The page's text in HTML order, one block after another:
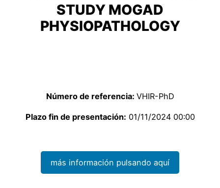
STUDY MOGAD
PHYSIOPATHOLOGY
Número de referencia: VHIR-PhD
Plazo fin de presentación: 01/11/2024 00:00
más información pulsando aquí